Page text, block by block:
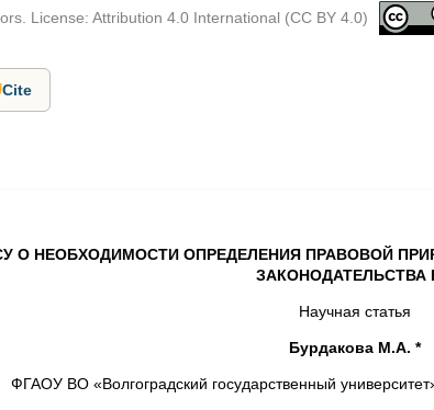
License: Attribution 4.0 International (CC BY 4.0)
Cite
О НЕОБХОДИМОСТИ ОПРЕДЕЛЕНИЯ ПРАВОВОЙ
ЗАКОНОДАТЕЛЬСТВА
Научная статья
Бурдакова М.А. *
ФГАОУ ВО «Волгоградский государственный